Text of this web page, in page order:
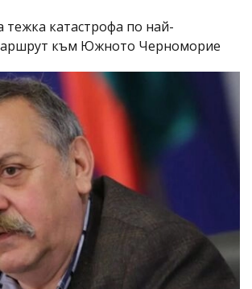
тежка катастрофа по най-
към Южното Черноморие